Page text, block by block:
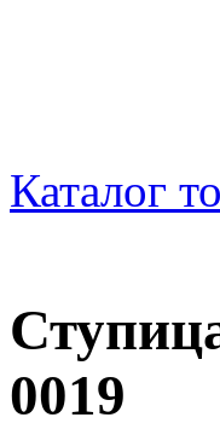
Каталог
0019